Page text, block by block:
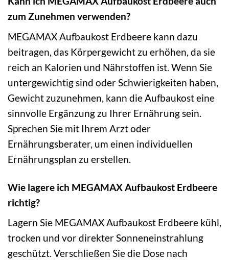
zum Zunehmen verwenden?
MEGAMAX Aufbaukost Erdbeere kann dazu
beitragen, das Körpergewicht zu erhöhen, da sie
reich an Kalorien und Nährstoffen ist. Wenn Sie
untergewichtig sind oder Schwierigkeiten haben,
Gewicht zuzunehmen, kann die Aufbaukost eine
sinnvolle Ergänzung zu Ihrer Ernährung sein.
Sprechen Sie mit Ihrem Arzt oder
Ernährungsberater, um einen individuellen
Ernährungsplan zu erstellen.
Wie lagere ich MEGAMAX Aufbaukost Erdbeere
richtig?
Lagern Sie MEGAMAX Aufbaukost Erdbeere kühl,
trocken und vor direkter Sonneneinstrahlung
geschützt. Verschließen Sie die Dose nach